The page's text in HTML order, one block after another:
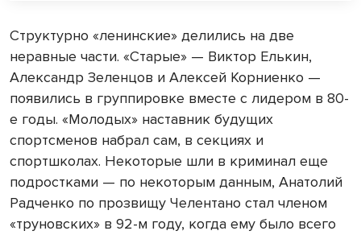
Структурно «ленинские» делились на две
неравные части. «Старые» — Виктор Елькин,
Александр Зеленцов и Алексей Корниенко —
появились в группировке вместе с лидером в 80-
е годы. «Молодых» наставник будущих
спортсменов набрал сам, в секциях и
спортшколах. Некоторые шли в криминал еще
подростками — по некоторым данным, Анатолий
Радченко по прозвищу Челентано стал членом
«труновских» в 92-м году, когда ему было всего